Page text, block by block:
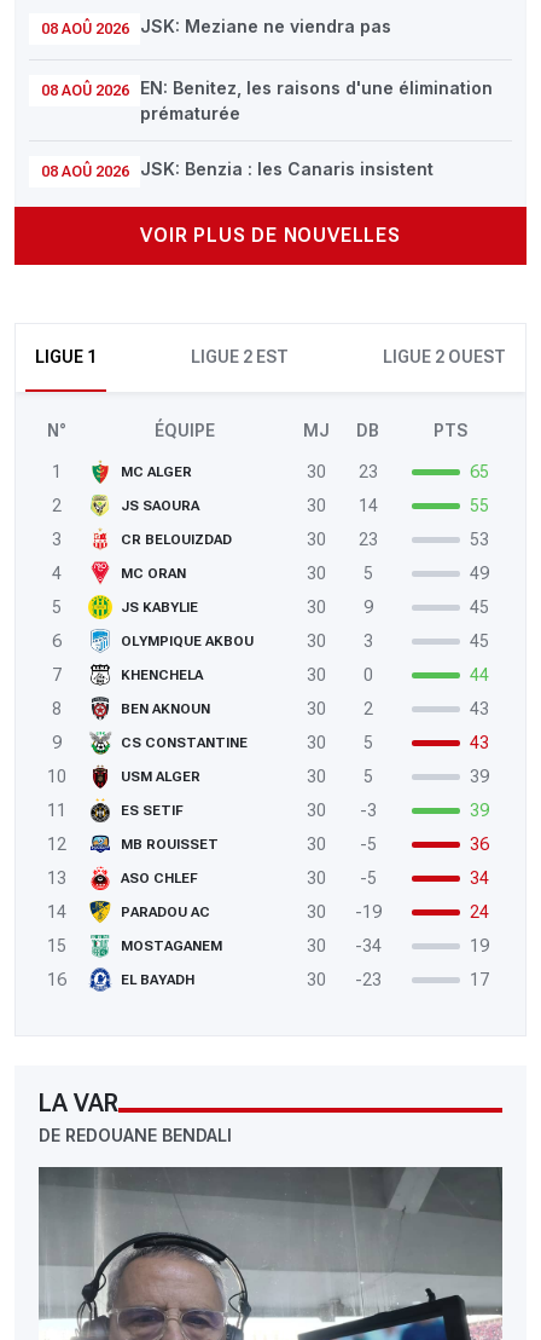
08 AOÛ 2026 JSK: Meziane ne viendra pas
08 AOÛ 2026
EN: Benitez, les raisons d'une élimination
prématurée
08 AOÛ 2026 JSK: Benzia : les Canaris insistent
VOIR PLUS DE NOUVELLES
LIGUE 1 LIGUE 2 EST LIGUE 2 OUEST
N° ÉQUIPE MJ DB PTS
1 MC ALGER 30 23
65
2
JS SAOURA 30 14
55
3
CR BELOUIZDAD 30 23
53
4
MC ORAN 30 5
49
5
JS KABYLIE 30 9
45
6
OLYMPIQUE AKBOU 30 3
45
7
KHENCHELA 30 0
44
8
BEN AKNOUN 30 2
43
9
CS CONSTANTINE 30 5
43
10
USM ALGER 30 5
39
11
ES SETIF 30 -3
39
12
MB ROUISSET 30 -5
36
13
ASO CHLEF 30 -5
34
14
PARADOU AC 30 -19
24
15
MOSTAGANEM 30 -34
19
16
EL BAYADH 30 -23 17
LA VAR
DE REDOUANE BENDALI